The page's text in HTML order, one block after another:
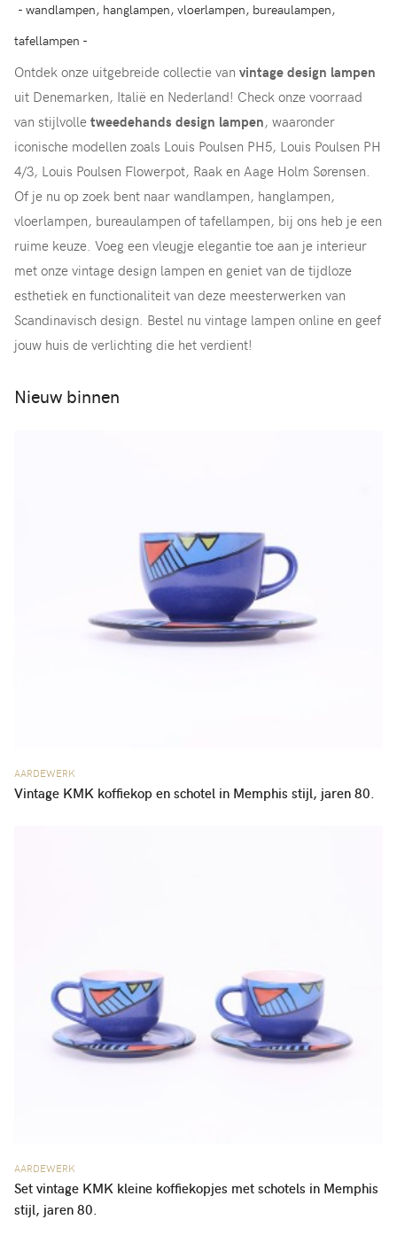
- wandlampen, hanglampen, vloerlampen, bureaulampen,
tafellampen -
Ontdek onze uitgebreide collectie van vintage design lampen
uit Denemarken, Italië en Nederland! Check onze voorraad
van stijlvolle tweedehands design lampen, waaronder
iconische modellen zoals Louis Poulsen PH5, Louis Poulsen PH
4/3, Louis Poulsen Flowerpot, Raak en Aage Holm Sørensen.
Of je nu op zoek bent naar wandlampen, hanglampen,
vloerlampen, bureaulampen of tafellampen, bij ons heb je een
ruime keuze. Voeg een vleugje elegantie toe aan je interieur
met onze vintage design lampen en geniet van de tijdloze
esthetiek en functionaliteit van deze meesterwerken van
Scandinavisch design. Bestel nu vintage lampen online en geef
jouw huis de verlichting die het verdient!
Nieuw binnen
AARDEWERK
Vintage KMK koffiekop en schotel in Memphis stijl, jaren 80.
AARDEWERK
Set vintage KMK kleine koffiekopjes met schotels in Memphis
stijl, jaren 80.